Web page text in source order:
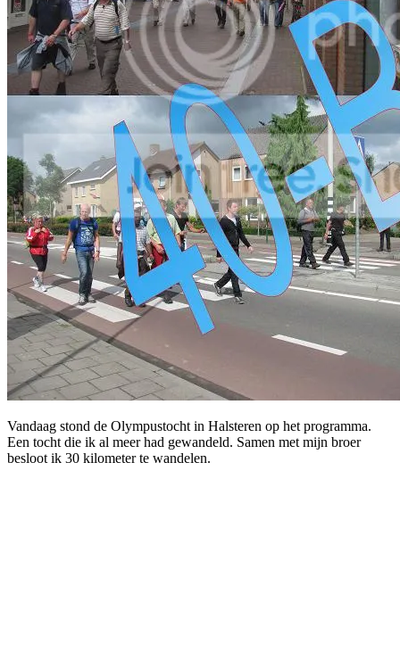
Vandaag stond de Olympustocht in Halsteren op het programma.
Een tocht die ik al meer had gewandeld. Samen met mijn broer
besloot ik 30 kilometer te wandelen.